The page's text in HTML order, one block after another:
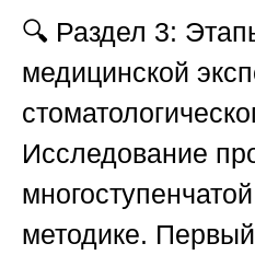
🔍 Раздел 3:
медицинской
Исследование
многоступенчатой
методике.